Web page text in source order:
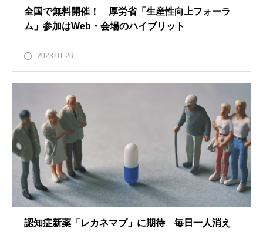
全国で無料開催！ 厚労省「生産性向上フォーラ
ム」参加はWeb・会場のハイブリット
2023.01.26
認知症新薬「レカネマブ」に期待 毎日一人消え